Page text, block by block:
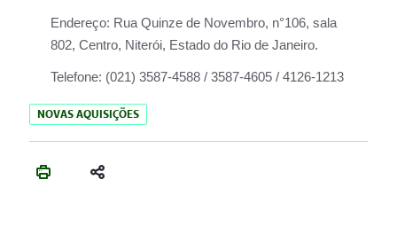
Endereço: Rua Quinze de Novembro, n°106, sala
802, Centro, Niterói, Estado do Rio de Janeiro.
Telefone: (021) 3587-4588 / 3587-4605 / 4126-1213
NOVAS AQUISIÇÕES